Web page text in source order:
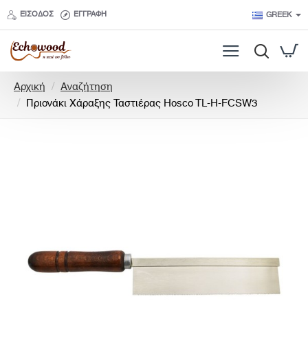
ΕΊΣΟΔΟΣ ΕΓΓΡΑΦΉ GREEK
Αρχική
o
Αναζήτηση
Πριονάκι Χάραξης Ταστιέρας Hosco TL-H-FCSW3